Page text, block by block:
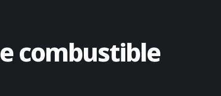
combustible